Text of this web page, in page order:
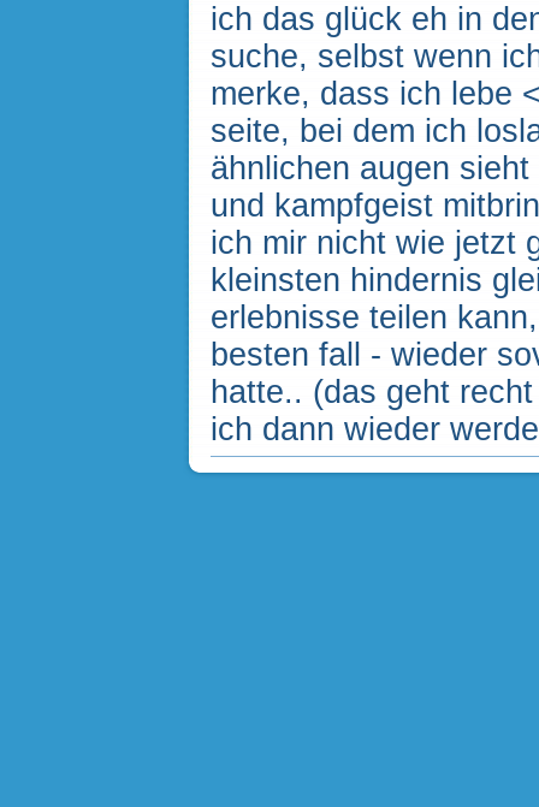
ich das glück eh in
suche, selbst wenn
merke, dass ich lebe
seite, bei dem ich
ähnlichen augen
und kampfgeist
ich mir nicht wie jetzt
kleinsten hindernis
erlebnisse teilen
besten fall - wieder
hatte.. (das geht
ich dann wieder